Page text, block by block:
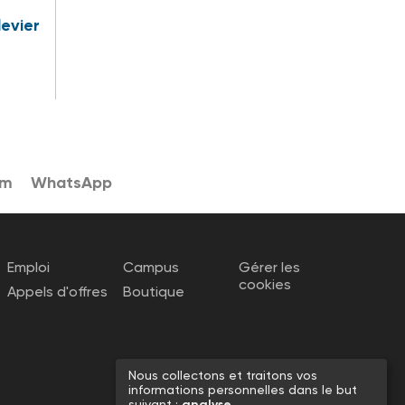
WhatsApp
Emploi
Appels d'offres
Campus
Boutique
Gérer les
cookies
Nous collectons et traitons vos
informations personnelles dans le but